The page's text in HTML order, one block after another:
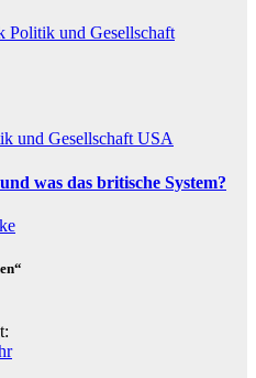
Politik und Gesellschaft
und Gesellschaft USA
was das britische System?